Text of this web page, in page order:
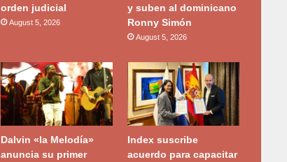
orden judicial
August 5, 2026
y suben al dominicano
Ronny Simón
August 5, 2026
Dalvin «la Melodía»
anuncia su primer
Index suscribe
acuerdo para capacitar